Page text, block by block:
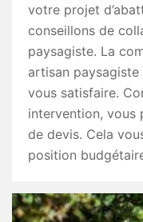
votre projet
conseillons de
paysagiste. La
artisan
vous satisfaire.
intervention, vous
de devis. Cela
position